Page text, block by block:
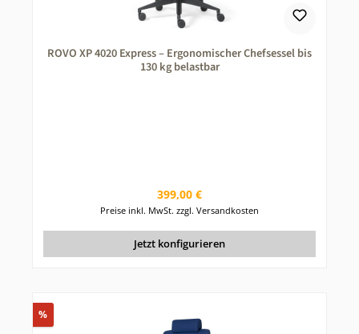
ROVO XP 4020 Express – Ergonomischer Chefsessel bis
130 kg belastbar
Regulärer Preis:
399,00 €
Preise inkl. MwSt. zzgl. Versandkosten
Jetzt konfigurieren
%Rabatt